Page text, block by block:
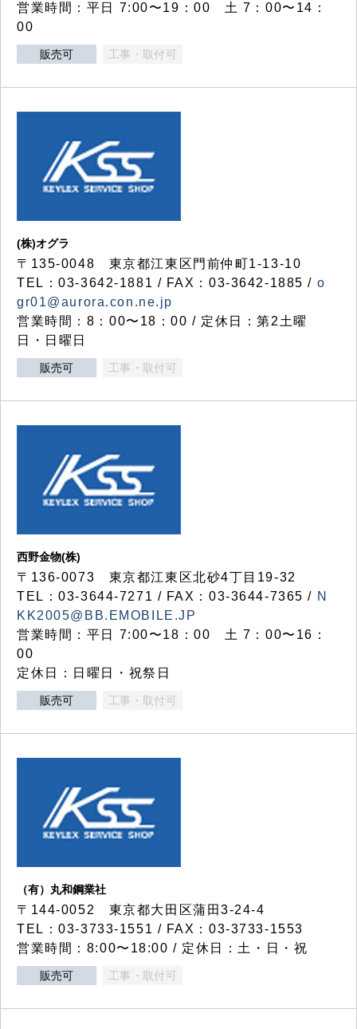
営業時間：平日 7:00〜19：00 土 7：00〜14：
00
販売可 工事・取付可
(株)オグラ
〒135-0048 東京都江東区門前仲町1-13-10
TEL：03-3642-1881 / FAX：03-3642-1885 / o
gr01@aurora.con.ne.jp
営業時間：8：00〜18：00 / 定休日：第2土曜
日・日曜日
販売可 工事・取付可
西野金物(株)
〒136-0073 東京都江東区北砂4丁目19-32
TEL：03‐3644‐7271 / FAX：03-3644-7365 / N
KK2005@BB.EMOBILE.JP
営業時間：平日 7:00〜18：00 土 7：00〜16：
00
定休日：日曜日・祝祭日
販売可 工事・取付可
（有）丸和鋼業社
〒144-0052 東京都大田区蒲田3-24-4
TEL：03-3733-1551 / FAX：03-3733-1553
営業時間：8:00〜18:00 / 定休日：土・日・祝
販売可 工事・取付可